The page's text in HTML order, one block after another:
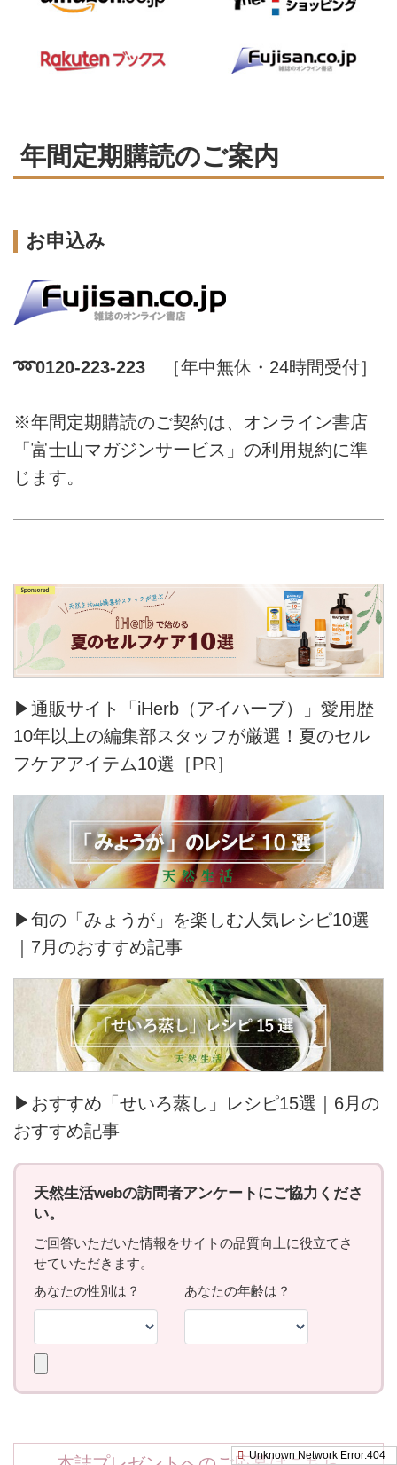
年間定期購読のご案内
お申込み
➿0120-223-223 ［年中無休・24時間受付］
※年間定期購読のご契約は、オンライン書店
「富士山マガジンサービス」の利用規約に準
じます。
▶通販サイト「iHerb（アイハーブ）」愛用歴
10年以上の編集部スタッフが厳選！夏のセル
フケアアイテム10選［PR］
▶旬の「みょうが」を楽しむ人気レシピ10選
｜7月のおすすめ記事
▶おすすめ「せいろ蒸し」レシピ15選｜6月の
おすすめ記事